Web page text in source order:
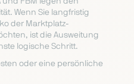
Wenn Sie langfristig
der Marktplatz-
ist die Ausweitung
logische Schritt.
oder eine persönliche